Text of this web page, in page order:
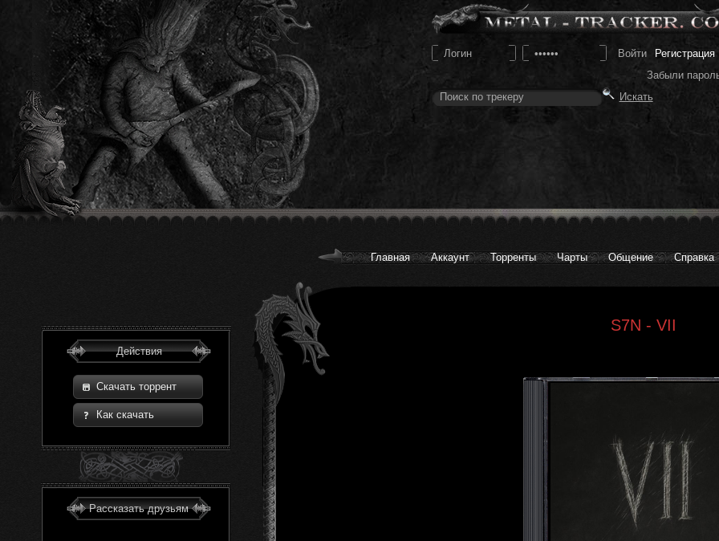
Регистрация
Забыли
Главная Аккаунт Торренты Чарты Общение Справка
Действия
Скачать торрент
Как скачать
Рассказать друзьям
S7N - VII